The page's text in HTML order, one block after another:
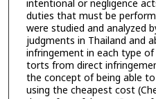
intentional or negligence
duties that must be
were studied and analyzed
judgments in Thailand and
infringement in each type
torts from direct
the concept of being able
using the cheapest cost